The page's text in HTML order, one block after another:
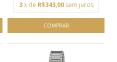
3 x de R$343,00 sem juros